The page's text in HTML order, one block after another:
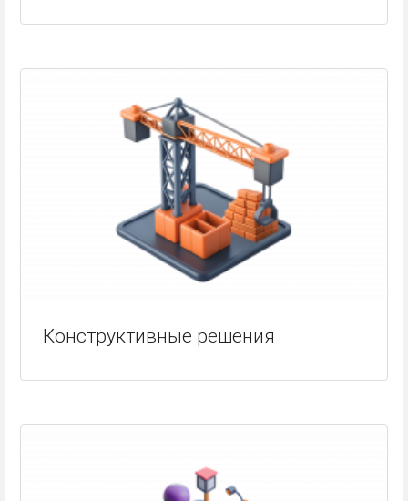
Конструктивные решения